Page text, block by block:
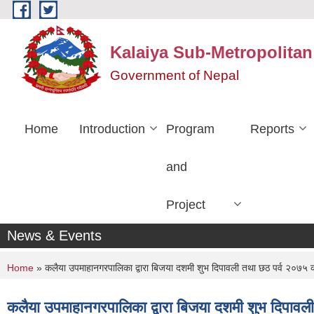
Skip to main content
Kalaiya Sub-
Government of Nepal
Home Introduction Program
and
Project
Reports
News & Events
You are here
Home » कलैया उपमाहानगरपालिका द्वारा बिजया दशमी शुभ दिपावली तथा छठ पर्व
कलैया उपमाहानगरपालिका द्वारा बिजया दशमी शुभ